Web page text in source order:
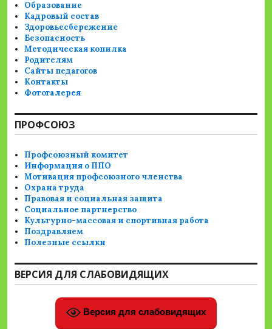
Образование
Кадровый состав
Здоровьесбережение
Безопасность
Методическая копилка
Родителям
Сайты педагогов
Контакты
Фотогалерея
ПРОФСОЮЗ
Профсоюзный комитет
Информация о ППО
Мотивация профсоюзного членства
Охрана труда
Правовая и социальная защита
Социальное партнерство
Культурно-массовая и спортивная работа
Поздравляем
Полезные ссылки
ВЕРСИЯ ДЛЯ СЛАБОВИДЯЩИХ
Версия для слабовидящих